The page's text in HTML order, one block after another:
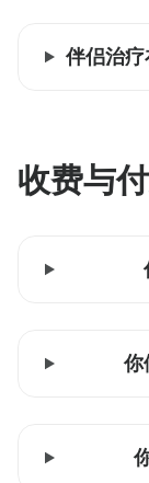
伴侣治
收费与
你